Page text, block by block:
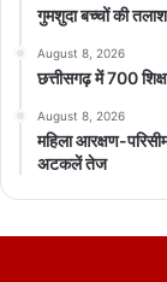
गुमशुदा बच्चों की
August 8, 2026
छत्तीसगढ़ में 700
August 8, 2026
महिला आरक्षण-
अटकलें तेज